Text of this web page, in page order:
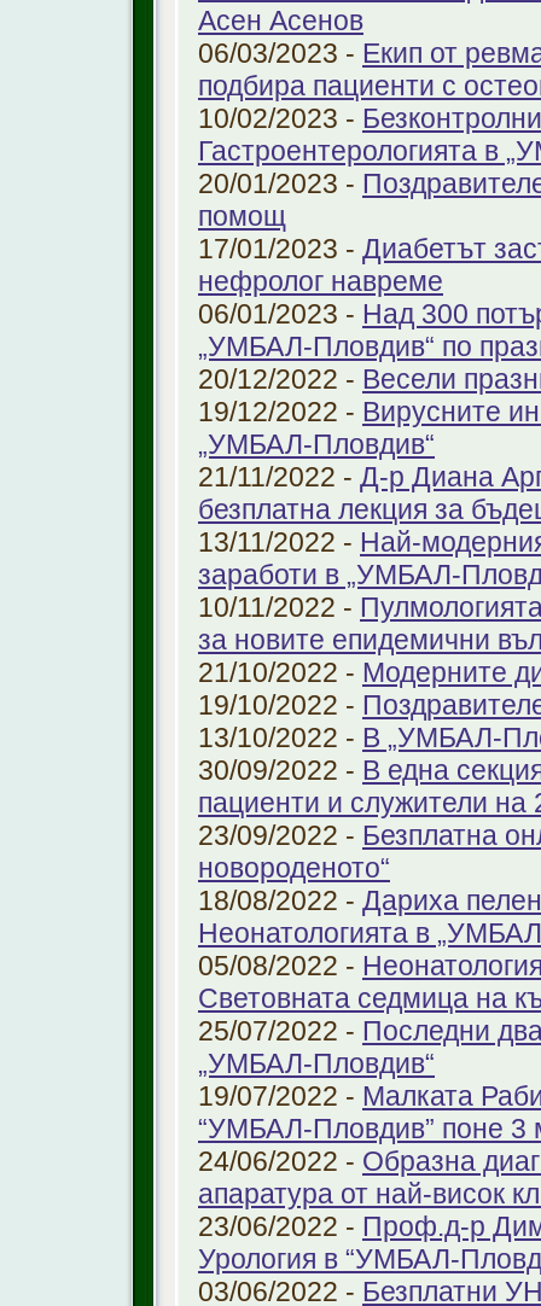
Асен Асенов
06/03/2023 - Екип от
подбира пациенти с
10/02/2023 -
Гастроентерологията в
20/01/2023 -
помощ
17/01/2023 - Диабетът
нефролог навреме
06/01/2023 - Над 300
„УМБАЛ-Пловдив“ по
20/12/2022 - Весели
19/12/2022 - Вирусните
„УМБАЛ-Пловдив“
21/11/2022 - Д-р Диана
безплатна лекция за
13/11/2022 - Най-
заработи в „УМБАЛ-
10/11/2022 -
за новите епидемични
21/10/2022 - Модерните
19/10/2022 -
13/10/2022 - В „УМБАЛ-
30/09/2022 - В една
пациенти и служители на
23/09/2022 - Безплатна
новороденото“
18/08/2022 - Дариха
Неонатологията в
05/08/2022 -
Световната седмица на
25/07/2022 - Последни
„УМБАЛ-Пловдив“
19/07/2022 - Малката
“УМБАЛ-Пловдив” поне 3
24/06/2022 - Образна
апаратура от най-висок
23/06/2022 - Проф.д-р
Урология в “УМБАЛ-
03/06/2022 - Безплатни